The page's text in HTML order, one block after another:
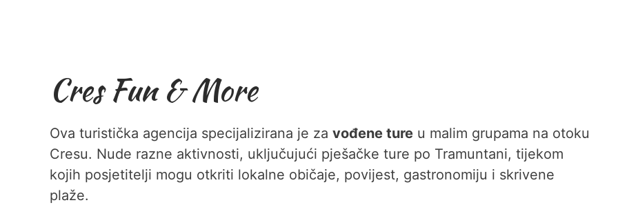
Cres Fun & More
Ova turistička agencija specijalizirana je za vođene ture u malim grupama na otoku
Cresu. Nude razne aktivnosti, uključujući pješačke ture po Tramuntani, tijekom
kojih posjetitelji mogu otkriti lokalne običaje, povijest, gastronomiju i skrivene
plaže.